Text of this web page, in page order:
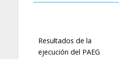
Resultados de la
ejecución del PAEG